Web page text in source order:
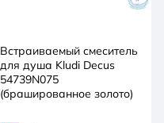
Встраиваемый смеситель
для душа Kludi Decus
54739N075
(брашированное золото)